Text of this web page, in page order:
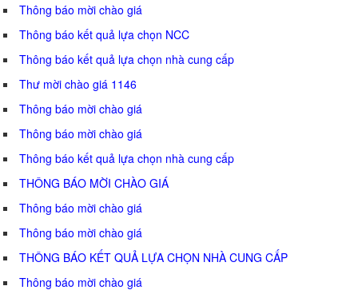
Thông báo mời chào giá
Thông báo kết quả lựa chọn NCC
Thông báo kết quả lựa chọn nhà cung cấp
Thư mời chào giá 1146
Thông báo mời chào giá
Thông báo mời chào giá
Thông báo kết quả lựa chọn nhà cung cấp
THÔNG BÁO MỜI CHÀO GIÁ
Thông báo mời chào giá
Thông báo mời chào giá
THÔNG BÁO KẾT QUẢ LỰA CHỌN NHÀ CUNG CẤP
Thông báo mời chào giá